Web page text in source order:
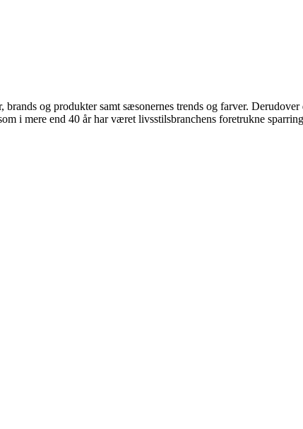
og produkter samt sæsonernes trends og farver.
i mere end 40 år har været livsstilsbranchens foretrukne